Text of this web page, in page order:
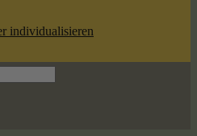
individualisieren